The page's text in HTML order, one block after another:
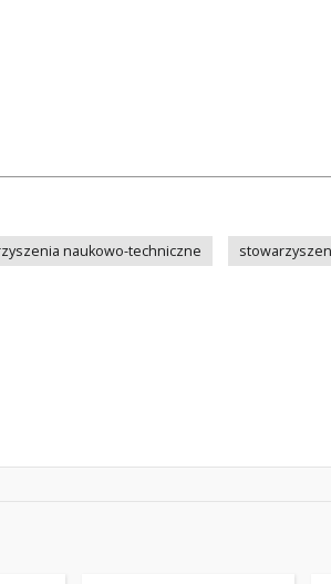
naukowo-techniczne